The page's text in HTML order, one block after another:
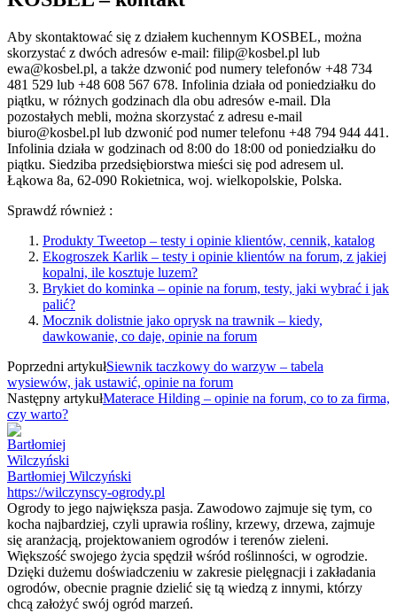
Aby skontaktować się z działem kuchennym KOSBEL, można
skorzystać z dwóch adresów e-mail: filip@kosbel.pl lub
ewa@kosbel.pl, a także dzwonić pod numery telefonów +48 734
481 529 lub +48 608 567 678. Infolinia działa od poniedziałku do
piątku, w różnych godzinach dla obu adresów e-mail. Dla
pozostałych mebli, można skorzystać z adresu e-mail
biuro@kosbel.pl lub dzwonić pod numer telefonu +48 794 944 441.
Infolinia działa w godzinach od 8:00 do 18:00 od poniedziałku do
piątku. Siedziba przedsiębiorstwa mieści się pod adresem ul.
Łąkowa 8a, 62-090 Rokietnica, woj. wielkopolskie, Polska.
Sprawdź również :
Produkty Tweetop – testy i opinie klientów, cennik, katalog
Ekogroszek Karlik – testy i opinie klientów na forum, z jakiej
kopalni, ile kosztuje luzem?
Brykiet do kominka – opinie na forum, testy, jaki wybrać i jak
palić?
Mocznik dolistnie jako oprysk na trawnik – kiedy,
dawkowanie, co daje, opinie na forum
Poprzedni artykułSiewnik taczkowy do warzyw – tabela
wysiewów, jak ustawić, opinie na forum
Następny artykułMaterace Hilding – opinie na forum, co to za firma,
czy warto?
Bartłomiej Wilczyński
https://wilczynscy-ogrody.pl
Ogrody to jego największa pasja. Zawodowo zajmuje się tym, co
kocha najbardziej, czyli uprawia rośliny, krzewy, drzewa, zajmuje
się aranżacją, projektowaniem ogrodów i terenów zieleni.
Większość swojego życia spędził wśród roślinności, w ogrodzie.
Dzięki dużemu doświadczeniu w zakresie pielęgnacji i zakładania
ogrodów, obecnie pragnie dzielić się tą wiedzą z innymi, którzy
chcą założyć swój ogród marzeń.